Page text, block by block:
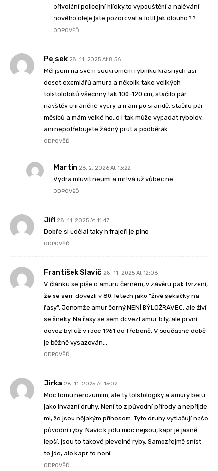
přivolání policejní hlídky,to vypouštění a nalévání
nového oleje jste pozoroval a fotil jak dlouho??
ODPOVĚĎ
Pejsek 28. 11. 2025 At 8:56
Měl jsem na svém soukromém rybnìku krásných asi
deset exemlářů amura a několik take velikých
tolstolobiků všecnny tak 100-120 cm, stačilo pár
návštěv chráněné vydry a mám po srandě, stačilo pár
měsíců a mám velké ho..o i tak může vypadat rybolov,
ani nepotřebujete žádný prut a podběrák.
ODPOVĚĎ
Martin 26. 2. 2026 At 13:22
Vydra mluvit neumí a mrtvá už vůbec ne.
ODPOVĚĎ
Jiří 28. 11. 2025 At 11:43
Dobře si udělal taky h frajeři je plno
ODPOVĚĎ
František Slavič 28. 11. 2025 At 12:06
V článku se píše o amuru černém, v závěru pak tvrzení,
že se sem dovezli v 80. letech jako “živé sekačky na
řasy”. Jenomže amur černý NENÍ BÝLOŽRAVEC, ale živí
se šneky. Na řasy se sem dovezl amur bílý, ale první
dovoz byl už v roce 1961 do Třeboně. V současné době
je běžně vysazován…
ODPOVĚĎ
Jirka 28. 11. 2025 At 15:02
Moc tomu nerozumím, ale ty tolstologiky a amury beru
jako invazní druhy. Není to z původní přírody a nepřijde
mi, že jsou nějakým přínosem. Tyto druhy vytlačují naše
původní ryby. Navíc k jídlu moc nejsou, kapr je jasně
lepší, jsou to takové plevelné ryby. Samozřejmě sníst
to jde, ale kapr to není.
ODPOVĚĎ